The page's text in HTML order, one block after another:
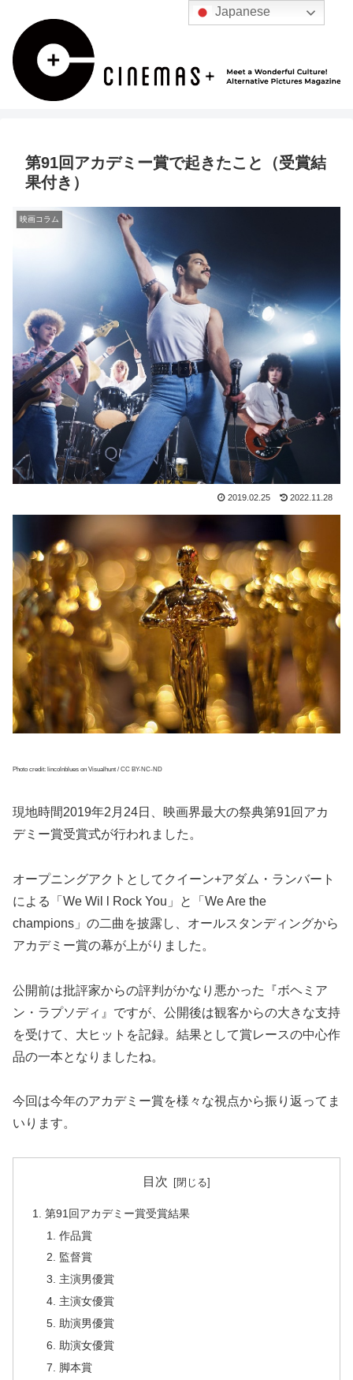
第91回アカデミー賞で起きたこと（受賞結
果付き）
映画コラム
2019.02.25 2022.11.28
Photo credit: lincolnblues on Visualhunt / CC BY-NC-ND
現地時間2019年2月24日、映画界最大の祭典第91回アカ
デミー賞受賞式が行われました。
オープニングアクトとしてクイーン+アダム・ランバート
による「We Wil l Rock You」と「We Are the
champions」の二曲を披露し、オールスタンディングから
アカデミー賞の幕が上がりました。
公開前は批評家からの評判がかなり悪かった『ボヘミア
ン・ラプソディ』ですが、公開後は観客からの大きな支持
を受けて、大ヒットを記録。結果として賞レースの中心作
品の一本となりましたね。
今回は今年のアカデミー賞を様々な視点から振り返ってま
いります。
目次
第91回アカデミー賞受賞結果
作品賞
監督賞
主演男優賞
主演女優賞
助演男優賞
助演女優賞
脚本賞
Japanese